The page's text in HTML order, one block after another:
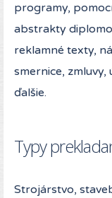
programy,
abstrakty
reklamné texty,
smernice,
ďalšie.
Typy
Strojárstvo,